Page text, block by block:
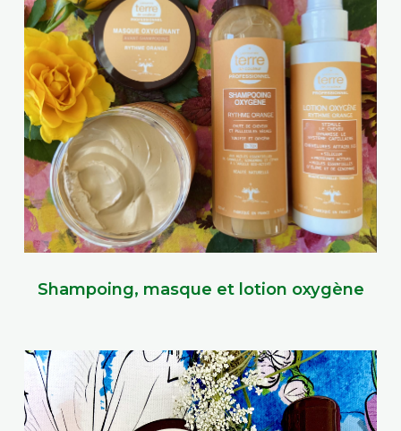
Shampoing, masque et lotion oxygène